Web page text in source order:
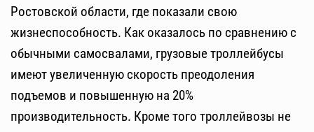
Ростовской области, где показали свою
жизнеспособность. Как оказалось по сравнению с
обычными самосвалами, грузовые троллейбусы
имеют увеличенную скорость преодоления
подъемов и повышенную на 20%
производительность. Кроме того троллейвозы не